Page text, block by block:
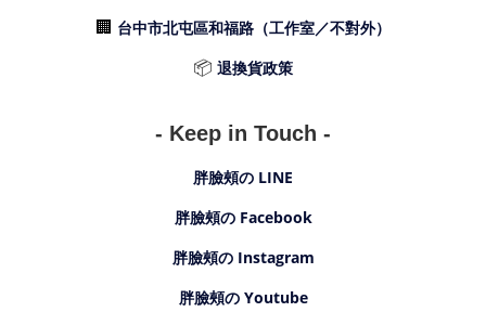
🏢 台中市北屯區和福路（工作室／不對外）
📦 退換貨政策
- Keep in Touch -
胖臉頰の LINE
胖臉頰の Facebook
胖臉頰の Instagram
胖臉頰の Youtube